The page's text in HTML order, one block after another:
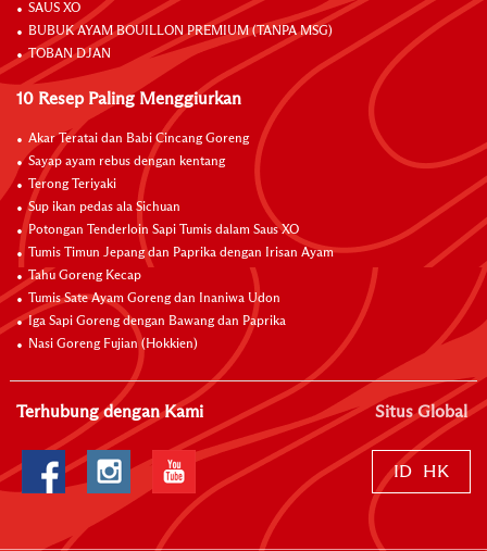
SAUS XO
BUBUK AYAM BOUILLON PREMIUM (TANPA MSG)
TOBAN DJAN
10 Resep Paling Menggiurkan
Akar Teratai dan Babi Cincang Goreng
Sayap ayam rebus dengan kentang
Terong Teriyaki
Sup ikan pedas ala Sichuan
Potongan Tenderloin Sapi Tumis dalam Saus XO
Tumis Timun Jepang dan Paprika dengan Irisan Ayam
Tahu Goreng Kecap
Tumis Sate Ayam Goreng dan Inaniwa Udon
Iga Sapi Goreng dengan Bawang dan Paprika
Nasi Goreng Fujian (Hokkien)
Terhubung dengan Kami Situs Global
ID HK